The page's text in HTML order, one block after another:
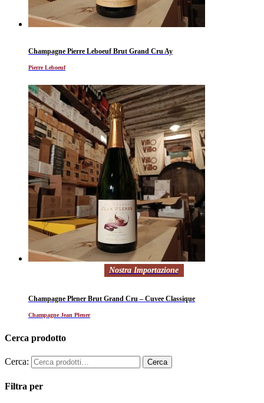
Champagne Pierre Leboeuf Brut Grand Cru Ay
Pierre Leboeuf
Nostra Importazione
Champagne Plener Brut Grand Cru – Cuvee Classique
Champagne Jean Plener
Cerca prodotto
Cerca:
Filtra per